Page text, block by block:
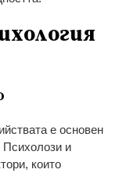
е основен
Психолози и
които